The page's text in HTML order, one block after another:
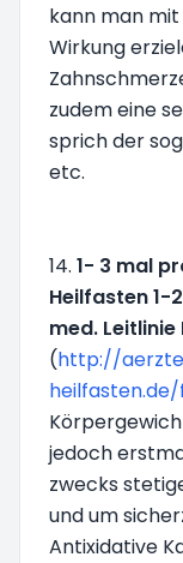
kann man
Wirkung
zudem eine
sprich der
etc.
14. 1- 3 mal
Heilfasten 1-
med.
(http://
jedoch
zwecks
und um
Antixidative